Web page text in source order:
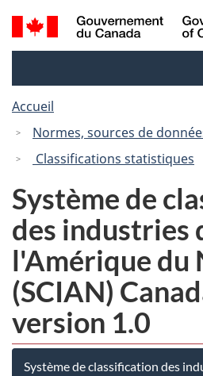
au
à
Recherche
et
Accueil
Normes, sources de
Classifications statistiques
Système de
des industries
l'Amérique du
(SCIAN)
version 1.0
Système de classification des